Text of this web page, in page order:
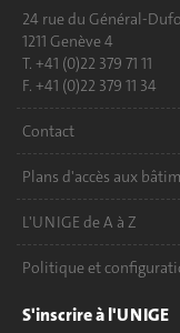
24 rue du Général-
1211 Genève 4
T. +41 (0)22 379 71 11
F. +41 (0)22 379 11 34
Contact
Plans d'accès aux
L'UNIGE de A à Z
Politique et
S'inscrire à l'UNIGE